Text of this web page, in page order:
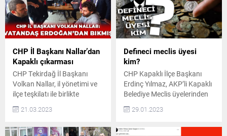
Başkan Adayı Deniz Bilge,
açıklamasında şu ifadelere
yer verdi: “Umudun arifesi…
Kıymetli yol arkadaşlarımız
ve sevgili Kapaklılar; Kapaklı
CHP Kadın Kolları...
destek istedi Kapaklı’da ilk
olarak CHP İlçe Teşkilatı’nı
ziyaret eden CHP Milletvekili
Adayı M. Ülkem Uruk,
ardından Pınarça
Mahallesi’ni ziyaret...
CHP İl Başkanı Nallar’dan
Kapaklı çıkarması
CHP Tekirdağ İl Başkanı
Volkan Nallar, il yönetimi ve
ilçe teşkilatı ile birlikte
Kapaklı’da esnafları ziyaret
etti. Gazetemiz haber
21.03.2023
Defineci meclis üyesi
kim?
CHP Kapaklı İlçe Başkanı
Erdinç Yılmaz, AKP’li Kapaklı
Belediye Meclis üyelerinden
birinin kaçak define ararken
yakalandığına ilişkin yerel
29.01.2023